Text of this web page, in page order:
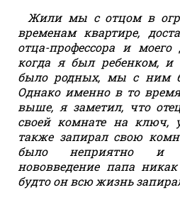
Жили мы с отцом в
временам квартире,
отца-профессора и
когда я был ребенком, и
было родных, мы с ним
Однако именно в то
выше, я заметил, что
своей комнате на ключ,
также запирал свою
было неприятно и
нововведение папа
будто он всю жизнь